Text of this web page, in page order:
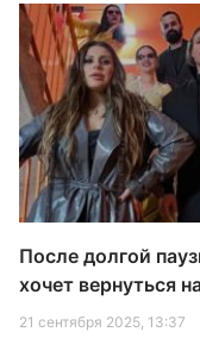
После долгой
хочет вернуться
21 сентября 2025, 13:37